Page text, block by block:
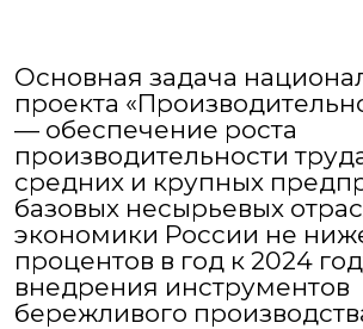
Основная задача
проекта
— обеспечение роста
производительности
средних и крупных
базовых несырьевых
экономики России не
процентов в год к 2024
внедрения инструментов
бережливого